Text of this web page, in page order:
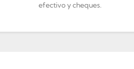
efectivo y cheques.